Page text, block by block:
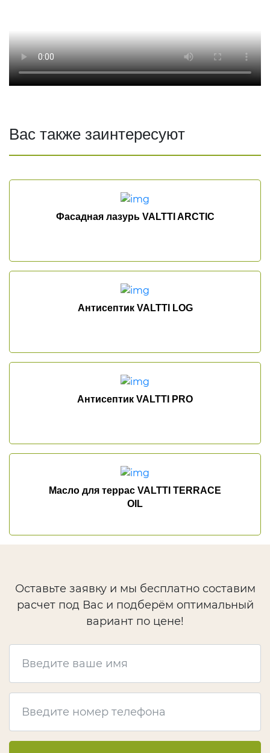
Вас также заинтересуют
Фасадная лазурь VALTTI ARCTIC
Антисептик VALTTI LOG
Антисептик VALTTI PRO
Масло для террас VALTTI TERRACE
OIL
Оставьте заявку и мы бесплатно составим
расчет под Вас и подберём оптимальный
вариант по цене!